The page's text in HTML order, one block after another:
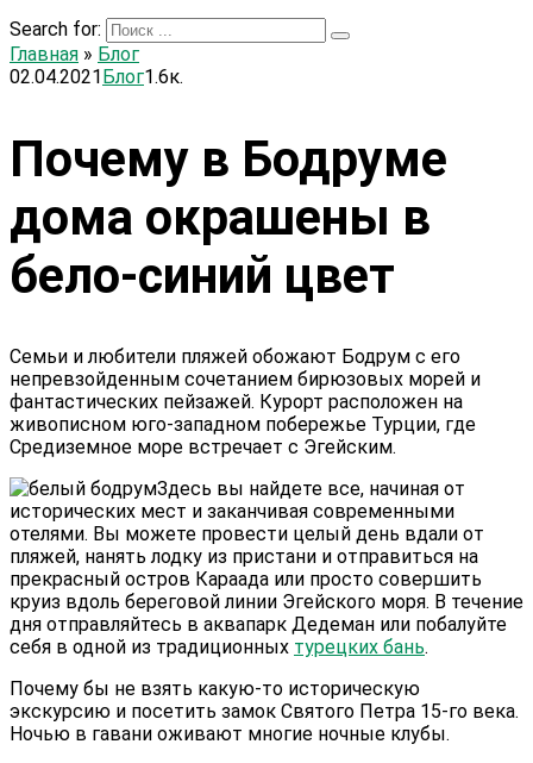
Search for:
Главная » Блог
02.04.2021Блог1.6к.
Почему в Бодруме
дома окрашены в
бело-синий цвет
Семьи и любители пляжей обожают Бодрум с его
непревзойденным сочетанием бирюзовых морей и
фантастических пейзажей. Курорт расположен на
живописном юго-западном побережье Турции, где
Средиземное море встречает с Эгейским.
Здесь вы найдете все, начиная от
исторических мест и заканчивая современными
отелями. Вы можете провести целый день вдали от
пляжей, нанять лодку из пристани и отправиться на
прекрасный остров Караада или просто совершить
круиз вдоль береговой линии Эгейского моря. В течение
дня отправляйтесь в аквапарк Дедеман или побалуйте
себя в одной из традиционных турецких бань.
Почему бы не взять какую-то историческую
экскурсию и посетить замок Святого Петра 15-го века.
Ночью в гавани оживают многие ночные клубы.